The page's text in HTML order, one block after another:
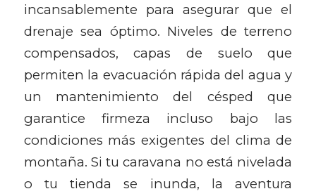
incansablemente para asegurar que el
drenaje sea óptimo. Niveles de terreno
compensados, capas de suelo que
permiten la evacuación rápida del agua y
un mantenimiento del césped que
garantice firmeza incluso bajo las
condiciones más exigentes del clima de
montaña. Si tu caravana no está nivelada
o tu tienda se inunda, la aventura